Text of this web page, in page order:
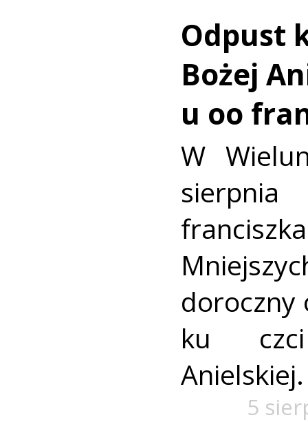
Odpust
Bożej
u oo
W
doroczny
ku
Anielskiej.
5